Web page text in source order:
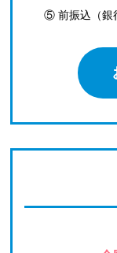
⑤ 前振込（銀